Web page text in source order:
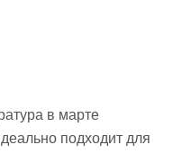
в марте
подходит для